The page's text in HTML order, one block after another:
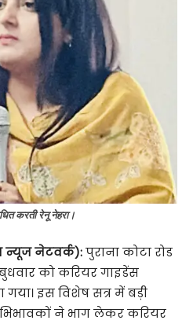
करती रेनू नेहरा।
न्यूज नेटवर्क):पुराना कोटा रोड
को करियर गाइडेंस
इस विशेष सत्र में बड़ी
ने भाग लेकर करियर